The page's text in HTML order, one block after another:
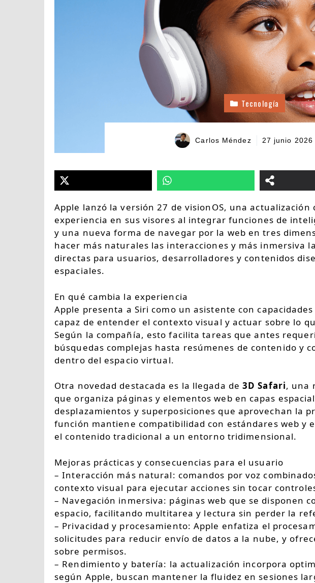
Tecnología
Carlos Méndez 27 junio 2026
Apple lanzó la versión 27 de visionOS, una
experiencia en sus visores al integrar funciones de
y una nueva forma de navegar por la web en tres
hacer más naturales las interacciones y más inmersiva
directas para usuarios, desarrolladores y contenidos
espaciales.
En qué cambia la experiencia
Apple presenta a Siri como un asistente con
capaz de entender el contexto visual y actuar sobre lo
Según la compañía, esto facilita tareas que antes
búsquedas complejas hasta resúmenes de contenido y
dentro del espacio virtual.
Otra novedad destacada es la llegada de 3D Safari, una
que organiza páginas y elementos web en capas
desplazamientos y superposiciones que aprovechan la
función mantiene compatibilidad con estándares web y
el contenido tradicional a un entorno tridimensional.
Mejoras prácticas y consecuencias para el usuario
– Interacción más natural: comandos por voz
contexto visual para ejecutar acciones sin tocar
– Navegación inmersiva: páginas web que se disponen
espacio, facilitando multitarea y lectura sin perder la
– Privacidad y procesamiento: Apple enfatiza el
solicitudes para reducir envío de datos a la nube, y
sobre permisos.
– Rendimiento y batería: la actualización incorpora
según Apple, buscan mantener la fluidez en sesiones